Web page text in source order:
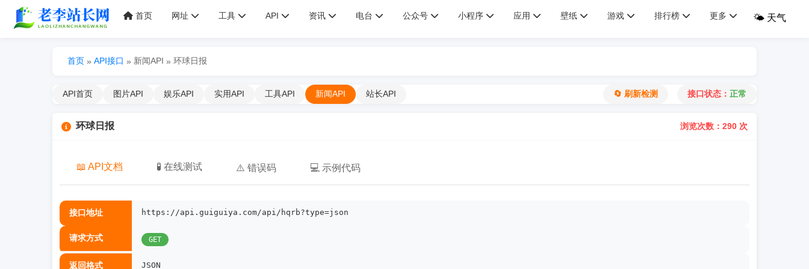
首页 网址 工具 API 资讯 电台 公众号 小程序 应用 壁纸 游戏 排行榜 更多 🌤️ 天气
首页 » API接口 » 新闻API » 环球日报
API首页 图片API 娱乐API 实用API 工具API 新闻API 站长API 🔄 刷新检测 接口状态： 正常
环球日报 浏览次数：290 次
📖 API文档 🧪 在线测试 ⚠️ 错误码 💻 示例代码
接口地址 https://api.guiguiya.com/api/hqrb?type=json
请求方式 GET
返回格式 JSON